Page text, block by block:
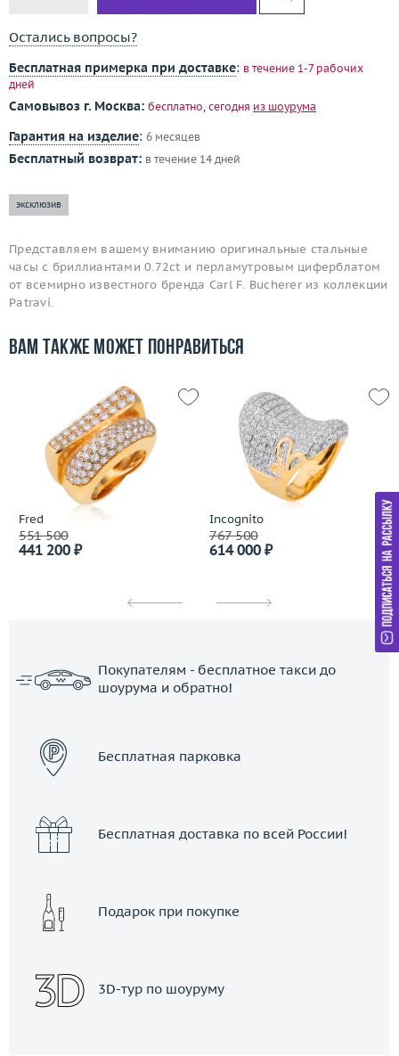
Остались вопросы?
Бесплатная примерка при доставке: в течение 1-7 рабочих
дней
Самовывоз г. Москва: бесплатно, сегодня из шоурума
Гарантия на изделие: 6 месяцев
Бесплатный возврат: в течение 14 дней
эксклюзив
Представляем вашему вниманию оригинальные стальные
часы с бриллиантами 0.72ct и перламутровым циферблатом
от всемирно известного бренда Carl F. Bucherer из коллекции
Patravi.
Вам также может понравиться
Fred
551 500
441 200 ₽
Incognito
767 500
614 000 ₽
Покупателям - бесплатное такси до
шоурума и обратно!
Бесплатная парковка
Бесплатная доставка по всей России!
Подарок при покупке
3D-тур по шоуруму